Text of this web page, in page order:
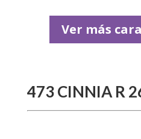
Ver más
473 CINNIA R